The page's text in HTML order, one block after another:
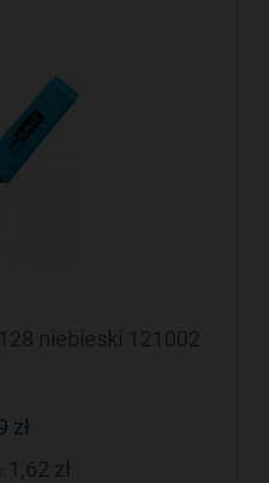
niebieski 121002
zł